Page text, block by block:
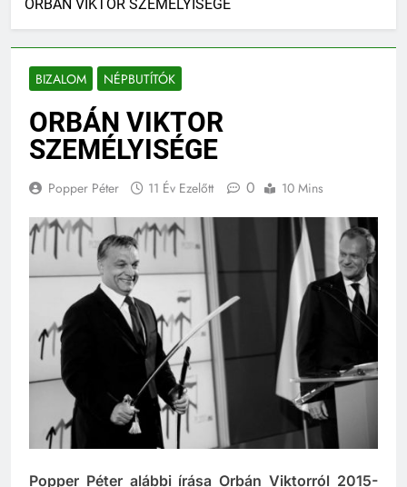
BIZALOM NÉPBUTÍTÓK
ORBÁN VIKTOR
SZEMÉLYISÉGE